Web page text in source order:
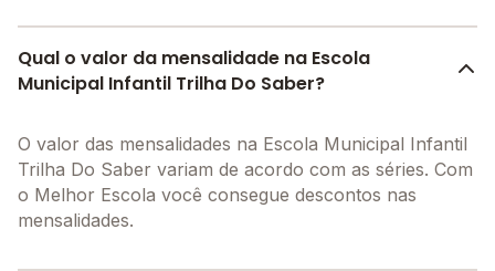
Qual o valor da mensalidade na Escola
Municipal Infantil Trilha Do Saber?
O valor das mensalidades na Escola Municipal Infantil
Trilha Do Saber variam de acordo com as séries. Com
o Melhor Escola você consegue descontos nas
mensalidades.